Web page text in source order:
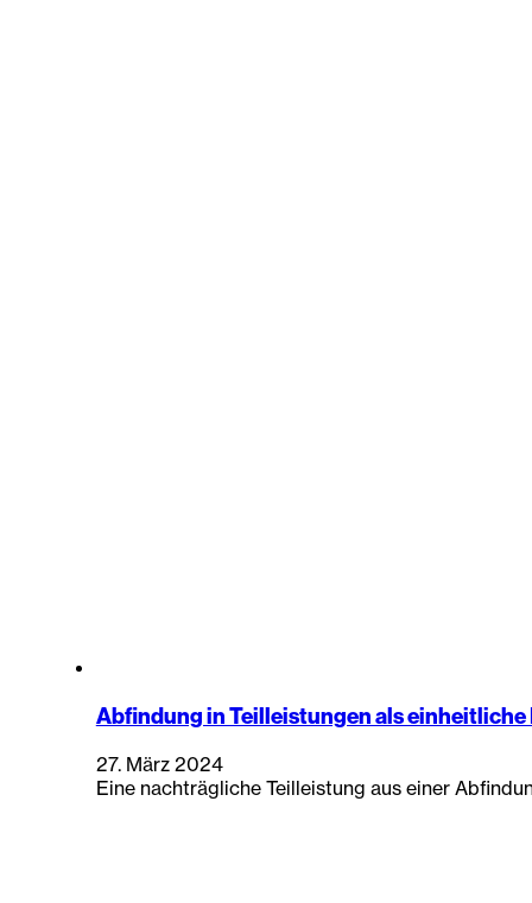
Abfindung in Teilleistungen als
27. März 2024
Eine nachträgliche Teilleistung aus einer